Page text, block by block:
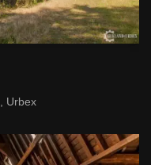
Urbex